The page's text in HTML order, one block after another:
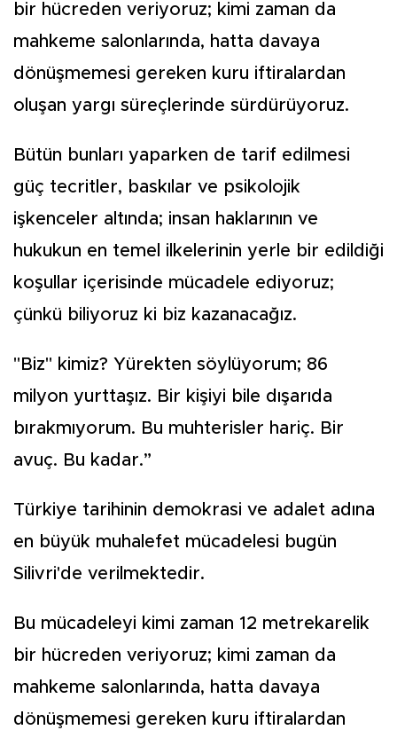
bir hücreden veriyoruz; kimi zaman da
mahkeme salonlarında, hatta davaya
dönüşmemesi gereken kuru iftiralardan
oluşan yargı süreçlerinde sürdürüyoruz.
Bütün bunları yaparken de tarif edilmesi
güç tecritler, baskılar ve psikolojik
işkenceler altında; insan haklarının ve
hukukun en temel ilkelerinin yerle bir edildiği
koşullar içerisinde mücadele ediyoruz;
çünkü biliyoruz ki biz kazanacağız.
"Biz" kimiz? Yürekten söylüyorum; 86
milyon yurttaşız. Bir kişiyi bile dışarıda
bırakmıyorum. Bu muhterisler hariç. Bir
avuç. Bu kadar.”
Türkiye tarihinin demokrasi ve adalet adına
en büyük muhalefet mücadelesi bugün
Silivri'de verilmektedir.
Bu mücadeleyi kimi zaman 12 metrekarelik
bir hücreden veriyoruz; kimi zaman da
mahkeme salonlarında, hatta davaya
dönüşmemesi gereken kuru iftiralardan